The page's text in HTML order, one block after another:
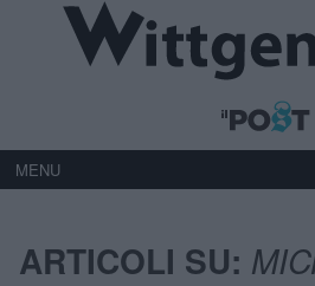
MENU
ARTICOLI SU: